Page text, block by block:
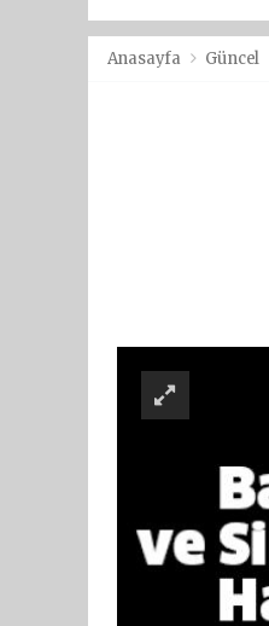
Anasayfa Güncel